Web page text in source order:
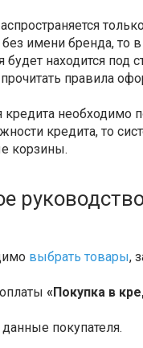
без имени бренда, то
будет находится
правила
необходимо
кредита, то
корзины.
выбрать товары,
«Покупка в
покупателя.